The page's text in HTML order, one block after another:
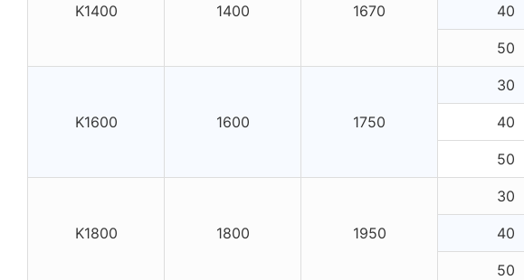
K1400 1400 1670 40
50
K1600 1600 1750
30
40
50
K1800 1800 1950
30
40
50